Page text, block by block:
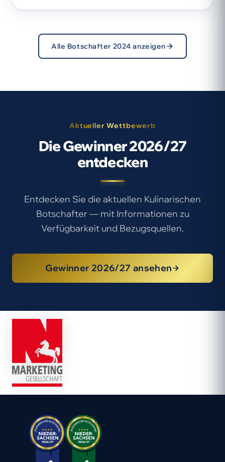
Alle Botschafter 2024 anzeigen
Aktueller Wettbewerb
Die Gewinner 2026/27
entdecken
Entdecken Sie die aktuellen Kulinarischen
Botschafter — mit Informationen zu
Verfügbarkeit und Bezugsquellen.
Gewinner 2026/27 ansehen